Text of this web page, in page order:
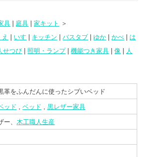
具 庭具 |家キット
＞
いす キッチン |バスタブ |ゆか |かべ
は
せつび 照明・ランプ|機能つき家具 |像
人
革をふんだんに使ったシブいベッド
ッド , ベッド , 黒レザー家具
ー、 木工職人生産